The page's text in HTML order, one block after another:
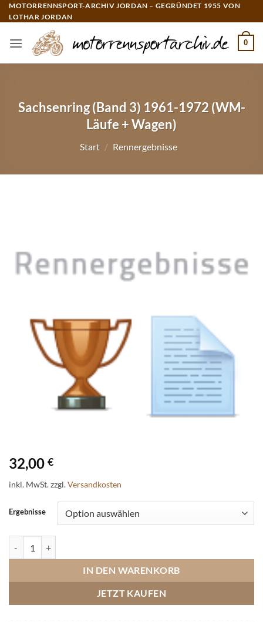
Zum
Inhalt
MOTORRENNSPORT-ARCHIV JORDAN – GEGRÜNDET 1955 VON
LOTHAR JORDAN
0
Sachsenring (Band 3) 1961-1972 (WM-
Läufe + Wagen)
Start / Rennergebnisse
32,00 €
inkl. MwSt.zzgl.Versandkosten
Ergebnisse
IN DEN WARENKORB
JETZT KAUFEN